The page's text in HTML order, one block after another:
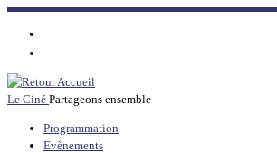
Passer
contenu
Le Ciné Partageons ensemble
Programmation
Evènements